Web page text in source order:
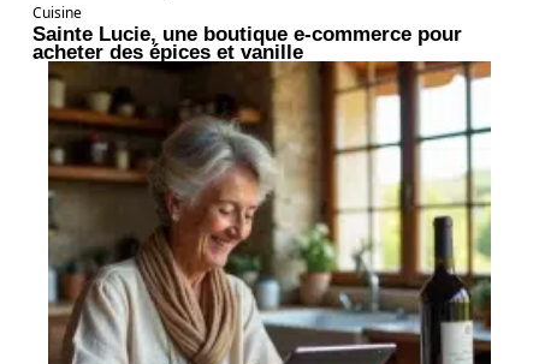
Cuisine
Sainte Lucie, une boutique e-commerce pour
acheter des épices et vanille